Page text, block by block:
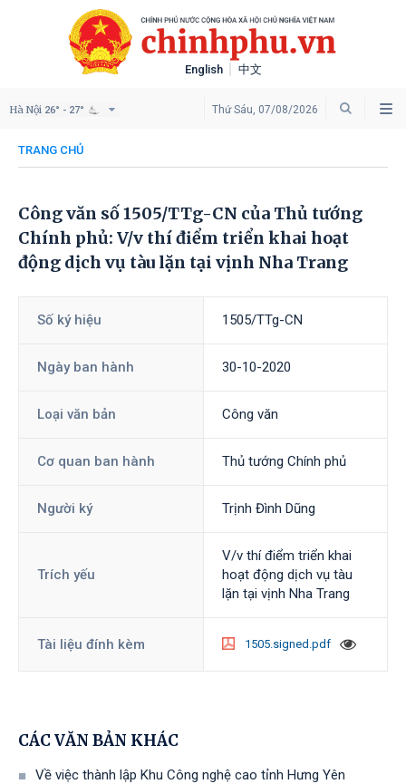
English 中文
Thứ Sáu, 07/08/2026
Hà Nội 26° - 27°
TRANG CHỦ
Công văn số 1505/TTg-CN của Thủ tướng
Chính phủ: V/v thí điểm triển khai hoạt
động dịch vụ tàu lặn tại vịnh Nha Trang
Số ký hiệu 1505/TTg-CN
Ngày ban hành 30-10-2020
Loại văn bản Công văn
Cơ quan ban hành Thủ tướng Chính phủ
Người ký Trịnh Đình Dũng
Trích yếu
V/v thí điểm triển khai
hoạt động dịch vụ tàu
lặn tại vịnh Nha Trang
Tài liệu đính kèm 1505.signed.pdf
CÁC VĂN BẢN KHÁC
Về việc thành lập Khu Công nghệ cao tỉnh Hưng Yên